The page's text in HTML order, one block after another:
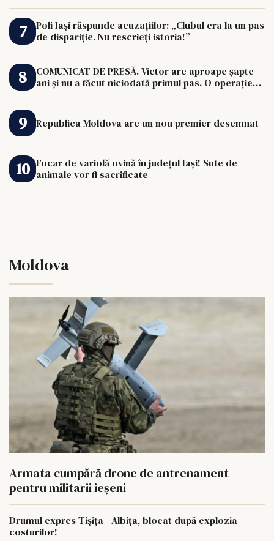
Poli Iași răspunde acuzațiilor: „Clubul era la un pas
de dispariție. Nu rescrieți istoria!”
COMUNICAT DE PRESĂ. Victor are aproape șapte
ani și nu a făcut niciodată primul pas. O operație
Republica Moldova are un nou premier desemnat
Focar de variolă ovină în județul Iași! Sute de
animale vor fi sacrificate
Moldova
Armata cumpără drone de antrenament
pentru militarii ieșeni
Drumul expres Tișița - Albița, blocat după explozia
costurilor!